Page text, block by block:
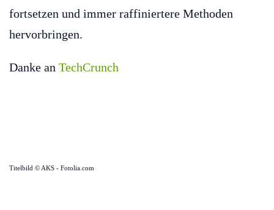
fortsetzen und immer raffiniertere Methoden
hervorbringen.
Danke an TechCrunch
Titelbild © AKS - Fotolia.com